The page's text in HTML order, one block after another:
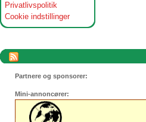
Privatlivspolitik
Cookie indstillinger
Partnere og sponsorer:
Mini-annoncører: